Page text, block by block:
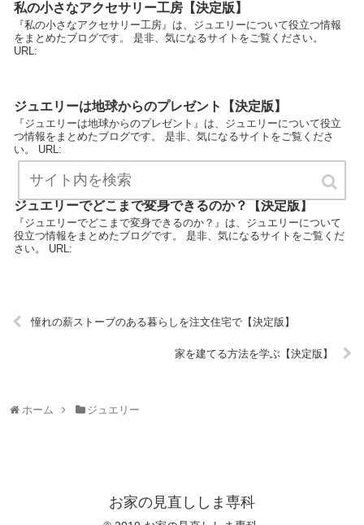
私の小さなアクセサリー工房【決定版】
『私の小さなアクセサリー工房』は、ジュエリーについて役立つ情報
をまとめたブログです。 是非、気になるサイトをご覧ください。
URL:
ジュエリーは地球からのプレゼント【決定版】
『ジュエリーは地球からのプレゼント』は、ジュエリーについて役立
つ情報をまとめたブログです。 是非、気になるサイトをご覧くださ
い。 URL:
ジュエリーでどこまで変身できるのか？【決定版】
『ジュエリーでどこまで変身できるのか？』は、ジュエリーについて
役立つ情報をまとめたブログです。 是非、気になるサイトをご覧くだ
さい。 URL:
憧れの薪ストーブのある暮らしを注文住宅で【決定版】
家を建てる方法を学ぶ【決定版】
ホーム ジュエリー
お家の見直ししま専科